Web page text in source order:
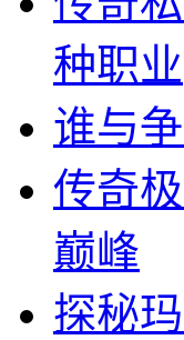
种职业
谁与
传奇
巅峰
探秘